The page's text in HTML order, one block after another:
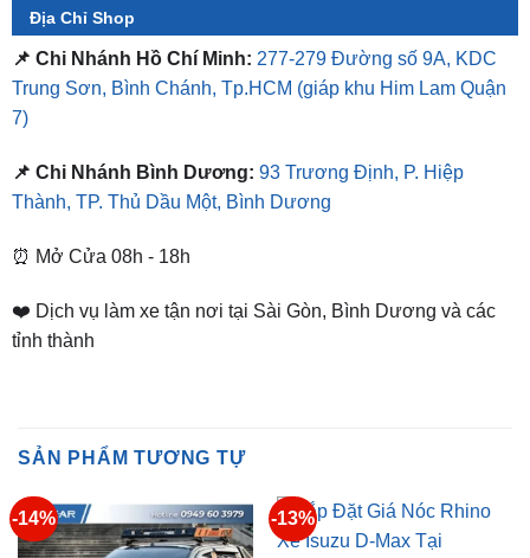
Trung Sơn, Bình Chánh, Tp.HCM
7)
📌 Chi Nhánh Bình Dương:
⏰ Mở Cửa 08h - 18h
❤️ Dịch vụ làm xe tận nơi tại Sài Gòn, Bình Dương và các
-14%
PHỤ KIỆN KHÁC